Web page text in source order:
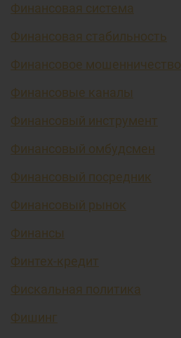
Финансовая система
Финансовая стабильность
Финансовое мошенничество
Финансовые каналы
Финансовый инструмент
Финансовый омбудсмен
Финансовый посредник
Финансовый рынок
Финансы
Финтех-кредит
Фискальная политика
Фишинг